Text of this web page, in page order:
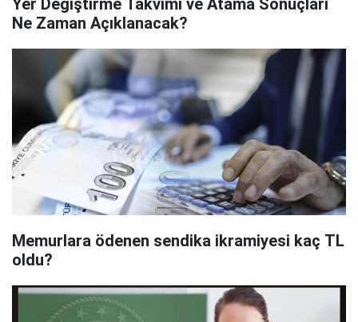
Yer Değiştirme Takvimi ve Atama Sonuçları
Ne Zaman Açıklanacak?
Memurlara ödenen sendika ikramiyesi kaç TL
oldu?